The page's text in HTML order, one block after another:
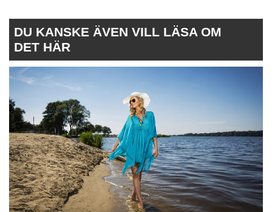
DU KANSKE ÄVEN VILL LÄSA OM
DET HÄR